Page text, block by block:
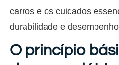
carros e os cuidados
durabilidade e
O princípio